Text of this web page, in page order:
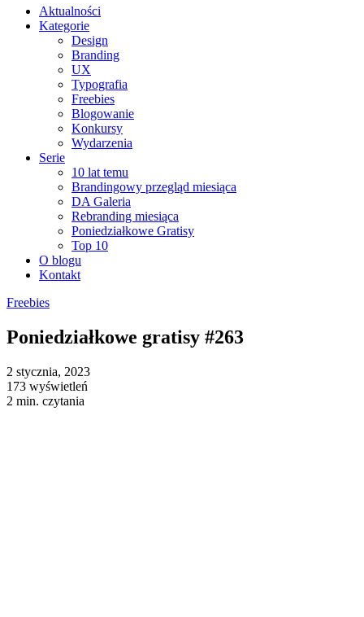
Aktualności
Kategorie
Design
Branding
UX
Typografia
Freebies
Blogowanie
Konkursy
Wydarzenia
Serie
10 lat temu
Brandingowy przegląd miesiąca
DA Galeria
Rebranding miesiąca
Poniedziałkowe Gratisy
Top 10
O blogu
Kontakt
Freebies
Poniedziałkowe gratisy #263
2 stycznia, 2023
173 wyświetleń
2 min. czytania